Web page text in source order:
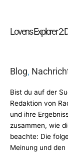
Lovens Explorer 2:
Blog,
Bist du auf der
Redaktion von
und ihre
zusammen, wie
beachte: Die
Meinung und